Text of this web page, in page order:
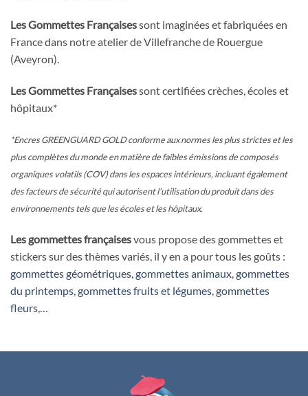
Les Gommettes Françaisessont imaginées et fabriquées en
France dans notre atelier de Villefranche de Rouergue
(Aveyron).
Les Gommettes Françaisessont certifiées crèches, écoles et
hôpitaux*
*Encres GREENGUARD GOLD conforme aux normes les plus strictes et les
plus complètes du monde en matière de faibles émissions de composés
organiques volatils (COV) dans les espaces intérieurs, incluant également
des facteurs de sécurité qui autorisent l’utilisation du produit dans des
environnements tels que les écoles et les hôpitaux.
Les gommettes françaisesvous propose des gommettes et
stickers sur des thèmes variés, il y en a pour tous les goûts :
gommettes géométriques,gommettes animaux,gommettes
du printemps,gommettes fruits et légumes,gommettes
fleurs,…